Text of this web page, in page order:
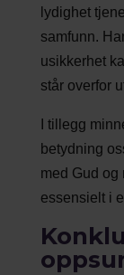
lydighet
samfunn.
usikkerhet
står overfor
I tillegg
betydning
med Gud og
essensielt i